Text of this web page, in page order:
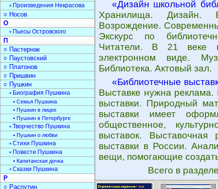
«Дизайн школьной
Хранилища. Дизайн.
Возрождение.
Экскурс по
Читатели. В 21 веке
электронном виде.
Библиотека. Актовый зал.
«Библиотечные
Выставке нужна
выставки. Природный
выставки имеет
общественное,
выставок.
выставки в России.
вещи, помогающие
Всего в
▫ Произведения Некрасова
○ Носов
О
▫ Пьесы Островского
П
○ Пастернак
○ Паустовский
○ Платонов
○ Пришвин
○ Пушкин
▫ Биография Пушкина
• Семья Пушкина
• Пушкин в лицее
• Пушкин в Петербурге
▫ Творчество Пушкина
• Пушкин о любви
▫ Стихи Пушкина
▫ Повести Пушкина
• Капитанская дочка
▫ Сказки Пушкина
Р
○ Распутин